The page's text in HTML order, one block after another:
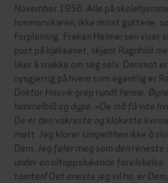
November 1956 . Alle på
husmorvikaren, ikke minst guttene,
forpleining. Frøken Helmersen viser
pust på kjøkkenet, skjønt Ragnhild
liker å snakke om seg selv. Derimot
nysgjerrig på hvem som egentlig er
Doktor Hasvik grep rundt henne.
himmelblå og dype. «De må få vite
De er den vakreste og klokeste
møtt. Jeg klarer simpelthen ikke å
Dem. Jeg føler meg som den
under en altoppslukende
tomten! Det eneste jeg vil ha, er